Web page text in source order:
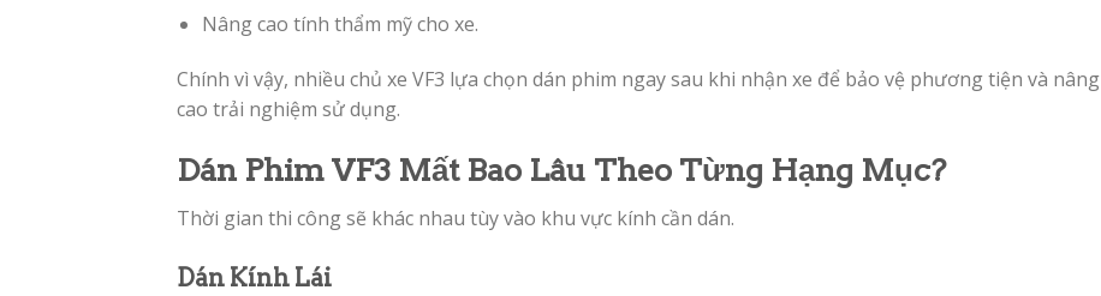
Nâng cao tính thẩm mỹ cho xe.
Chính vì vậy, nhiều chủ xe VF3 lựa chọn dán phim ngay sau khi nhận xe để bảo vệ phương tiện và nâng
cao trải nghiệm sử dụng.
Dán Phim VF3 Mất Bao Lâu Theo Từng Hạng Mục?
Thời gian thi công sẽ khác nhau tùy vào khu vực kính cần dán.
Dán Kính Lái